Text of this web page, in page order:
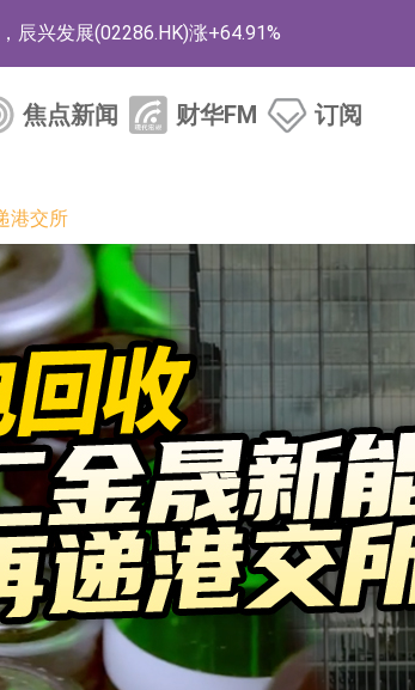
辰兴发展(02286.HK)涨+64.91%
支付
泛半导体全产品线新签订单向好
国智能健康(00348.HK)跌14.81%
，拿森科技(02261.HK)涨+77.54%
12日上市交易
行投标
投标
焦点新闻 财华FM 订阅
港交所